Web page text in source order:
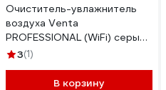
Очиститель-увлажнитель
воздуха Venta
PROFESSIONAL (WiFi) серый,
70 кв.м., AH902
3(1)
В корзину